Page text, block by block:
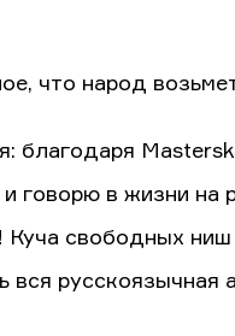
что народ
благодаря
говорю в жизни на
Куча свободных
вся русскоязычная